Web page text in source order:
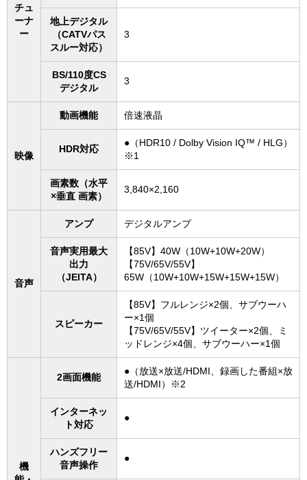
チュ
ーナ
ー
地上デジタル
（CATVパス
スルー対応）
3
BS/110度CS
デジタル
3
映像
動画機能 倍速液晶
HDR対応
●（HDR10 / Dolby Vision IQ™ / HLG）
※1
画素数（水平
×垂直 画素）
3,840×2,160
音声
アンプ デジタルアンプ
音声実用最大
出力
（JEITA）
【85V】40W（10W+10W+20W）
【75V/65V/55V】
65W（10W+10W+15W+15W+15W）
スピーカー
【85V】フルレンジ×2個、サブウーハ
ー×1個
【75V/65V/55V】ツイーター×2個、ミ
ッドレンジ×4個、サブウーハー×1個
機
2画面機能
●（放送×放送/HDMI、録画した番組×放
送/HDMI）※2
インターネッ
ト対応
●
ハンズフリー
音声操作
●